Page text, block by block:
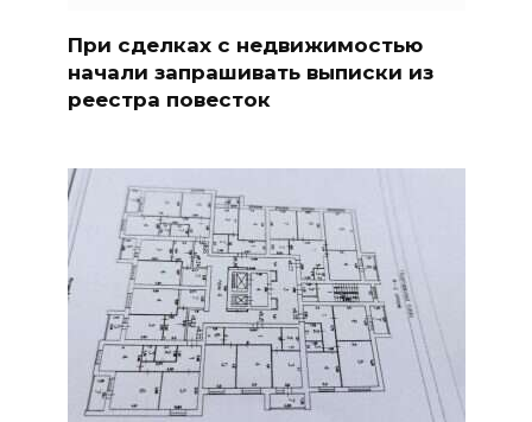
При сделках с недвижимостью
начали запрашивать выписки из
реестра повесток